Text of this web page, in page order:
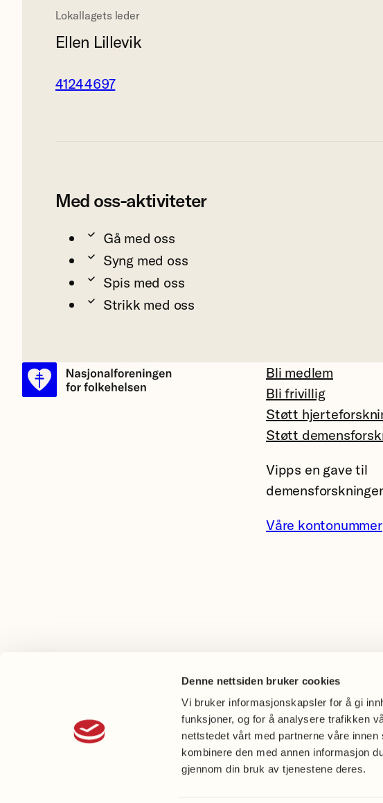
Denne nettsiden bruker cookies
Vi bruker informasjonskapsler for å gi
funksjoner, og for å analysere trafikken
nettstedet vårt med partnerne våre
kombinere den med annen informasjon
gjennom din bruk av tjenestene deres.
Lokallagets leder
Ellen Lillevik
41244697
Med oss-aktiviteter
Gå med oss
Syng med oss
Spis med oss
Strikk med oss
Bli medlem
Bli frivillig
Støtt
Støtt
Vipps en gave til
Våre kontonummer